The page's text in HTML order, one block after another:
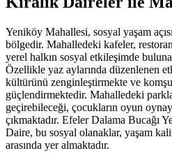
Yeniköy Mahallesi, sosyal yaşam
bölgedir. Mahalledeki kafeler,
yerel halkın sosyal etkileşimde
Özellikle yaz aylarında düzenlenen
kültürünü zenginleştirmekte ve
güçlendirmektedir. Mahalledeki
geçirebileceği, çocukların oyun
çıkmaktadır. Efeler Dalama Bucağı
Daire, bu sosyal olanaklar, yaşam
arasında yer almaktadır.